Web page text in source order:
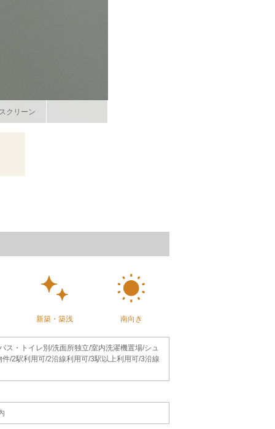
クリーン
新築・築浅 南向き
・トイレ別/洗面所独立/室内洗濯機置場/シュ
/2駅利用可/2沿線利用可/3駅以上利用可/3沿線